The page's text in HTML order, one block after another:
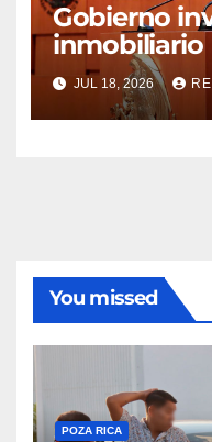
Gobierno
inmobiliario
JUL 18, 2026
You missed
POZA RICA